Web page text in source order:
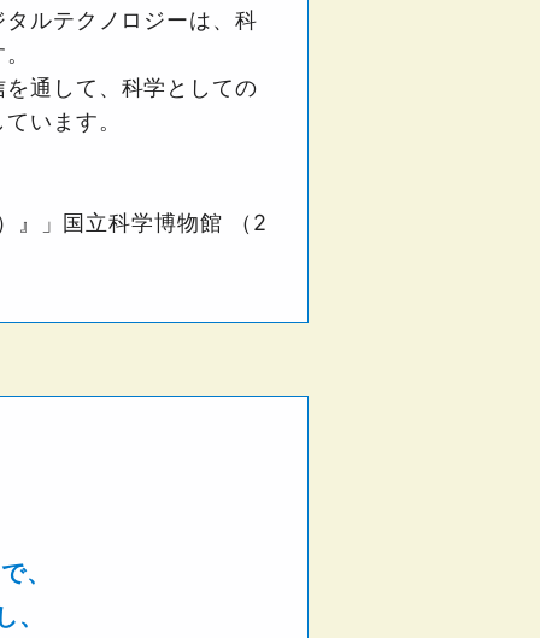
ルテクノロジーは、科
通して、科学としての
います。
』」国立科学博物館 （2
、
、